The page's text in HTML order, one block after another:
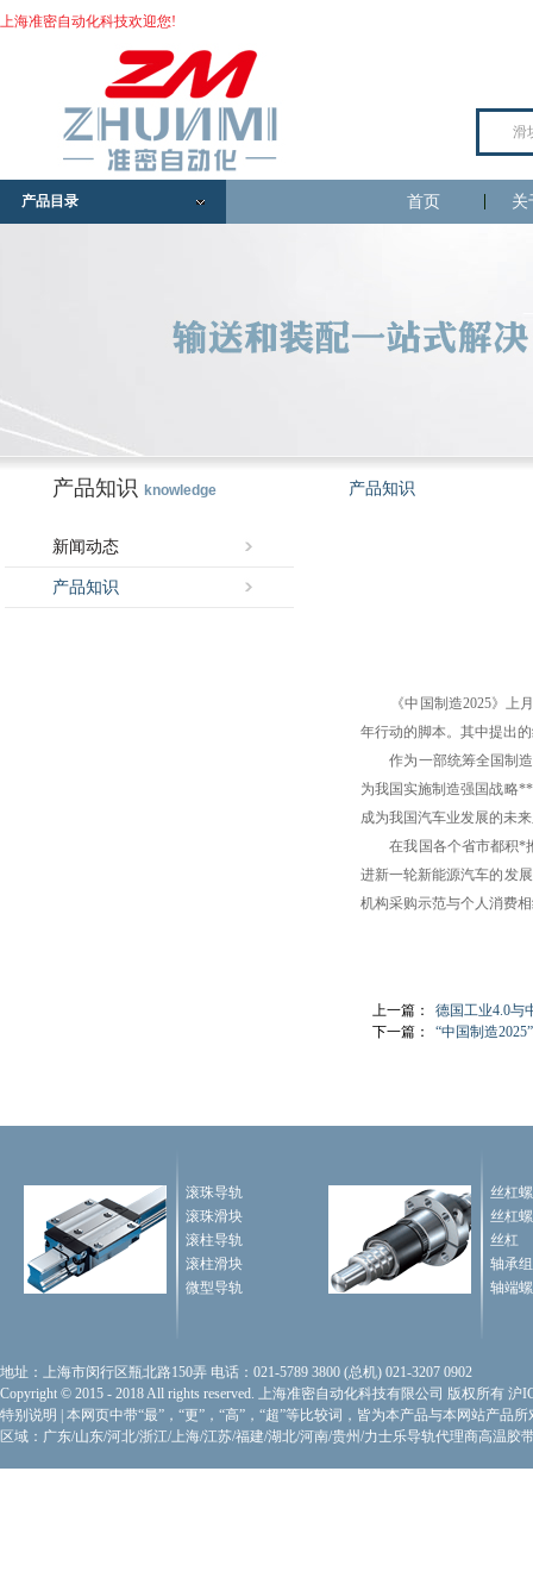
上海准密自动化科技欢迎您!
产品目录 首页 关
产品知识 knowledge
新闻动态
产品知识
产品知识
《中国制造2025》上月
年行动的脚本。其中提出
作为一部统筹全国制
为我国实施制造强国战略
成为我国汽车业发展的未
在我国各个省市都积*
进新一轮新能源汽车的发
机构采购示范与个人消费
上一篇：
德国工业4.0与
下一篇：
“中国制造
滚珠导轨
滚珠滑块
滚柱导轨
滚柱滑块
微型导轨
丝杠
丝杠
丝杠
轴承
轴端
地址：上海市闵行区瓶北路150弄 电话：021-5789 3800 (总机) 021-3207 0902
Copyright © 2015 - 2018 All rights reserved. 上海准密自动化科技有限公司 版权所有 沪
特别说明
本网页中带“最”，“更”，“高”，“超”等比较词，皆为本产品与本网站产品所
区域：广东/山东/河北/浙江/上海/江苏/福建/湖北/河南/贵州/力士乐导轨代理商高温胶